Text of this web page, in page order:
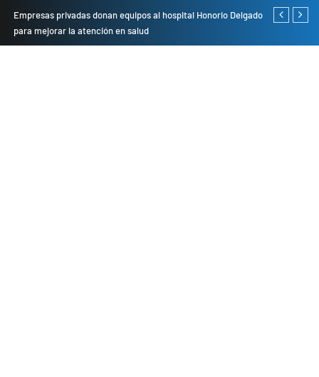
Empresas privadas donan equipos al hospital Honorio Delgado
para mejorar la atención en salud
Cambio de